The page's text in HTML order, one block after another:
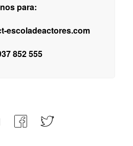
nos para:
escoladeactores.com
852 555